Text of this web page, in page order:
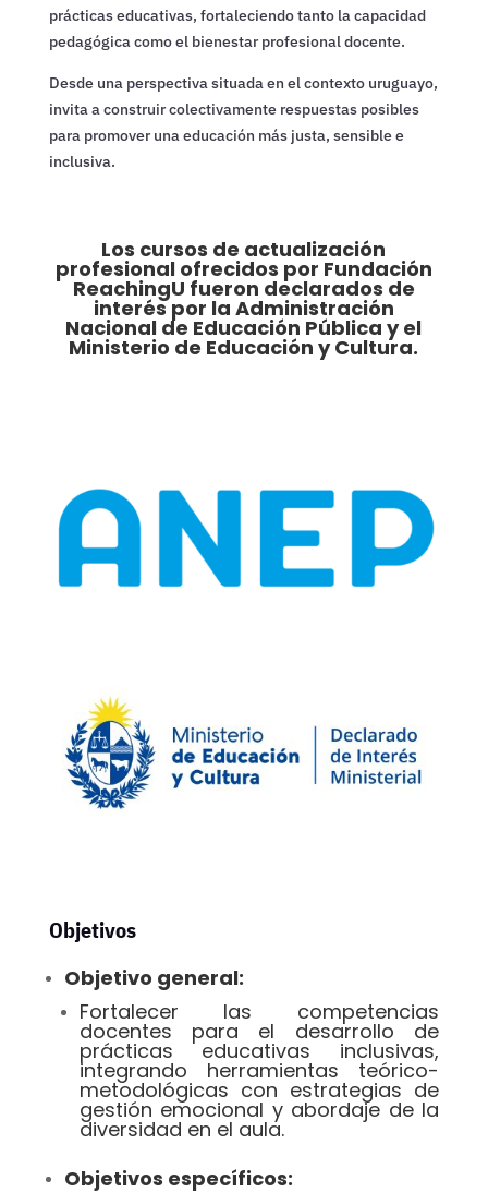
prácticas educativas, fortaleciendo tanto la capacidad
pedagógica como el bienestar profesional docente.
Desde una perspectiva situada en el contexto uruguayo,
invita a construir colectivamente respuestas posibles
para promover una educación más justa, sensible e
inclusiva.
Los cursos de actualización
profesional ofrecidos por Fundación
ReachingU fueron declarados de
interés por la Administración
Nacional de Educación Pública y el
Ministerio de Educación y Cultura.
Objetivos
Objetivo general:
Fortalecer las competencias
docentes para el desarrollo de
prácticas educativas inclusivas,
integrando herramientas teórico-
metodológicas con estrategias de
gestión emocional y abordaje de la
diversidad en el aula.
Objetivos específicos: